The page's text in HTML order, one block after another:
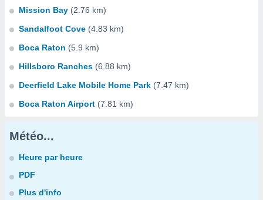
Mission Bay (2.76 km)
Sandalfoot Cove (4.83 km)
Boca Raton (5.9 km)
Hillsboro Ranches (6.88 km)
Deerfield Lake Mobile Home Park (7.47 km)
Boca Raton Airport (7.81 km)
Météo...
Heure par heure
PDF
Plus d'info